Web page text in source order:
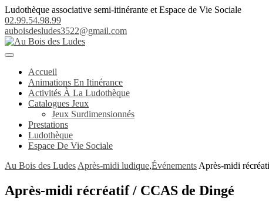
Skip
to
content
Ludothèque associative semi-itinérante et Espace de Vie Sociale
02.99.54.98.99
auboisdesludes3522@gmail.com
Open
ButtonAccueil
Animations En Itinérance
Activités À La Ludothèque
Catalogues Jeux
Jeux Surdimensionnés
Prestations
Ludothèque
Espace De Vie Sociale
Close
Au Bois des Ludes Après-midi ludique,Événements Après-midi
Après-midi récréatif / CCAS de Dingé